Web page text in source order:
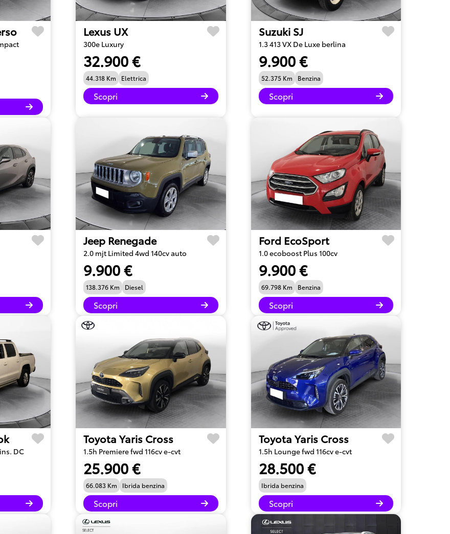
Lexus UX
300e Luxury
32.900 €
44.318 Km Elettrica
Scopri
Suzuki SJ
1.3 413 VX De Luxe berlina
9.900 €
52.375 Km Benzina
Scopri
Jeep Renegade
2.0 mjt Limited 4wd 140cv auto
9.900 €
138.376 Km Diesel
Scopri
Ford EcoSport
1.0 ecoboost Plus 100cv
9.900 €
69.798 Km Benzina
Scopri
DC
Toyota Yaris Cross
1.5h Premiere fwd 116cv e-cvt
25.900 €
66.083 Km Ibrida benzina
Scopri
Toyota Yaris Cross
1.5h Lounge fwd 116cv e-cvt
28.500 €
Ibrida benzina
Scopri